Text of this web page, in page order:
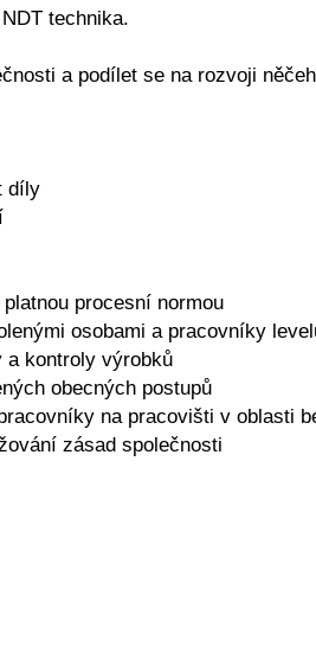
technika.
a podílet se na rozvoji
díly
procesní normou
osobami a pracovníky
kontroly výrobků
obecných postupů
na pracovišti v oblasti
zásad společnosti